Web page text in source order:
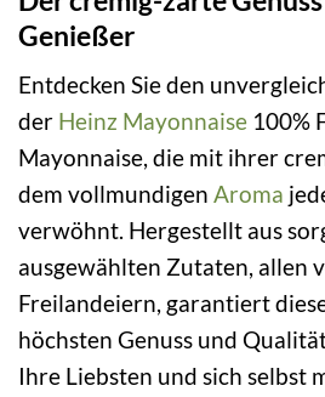
Genießer
Entdecken Sie den
der Heinz Mayonnaise 100%
Mayonnaise, die mit ihrer
dem vollmundigen Aroma
verwöhnt. Hergestellt aus
ausgewählten Zutaten, allen
Freilandeiern, garantiert
höchsten Genuss und
Ihre Liebsten und sich selbst